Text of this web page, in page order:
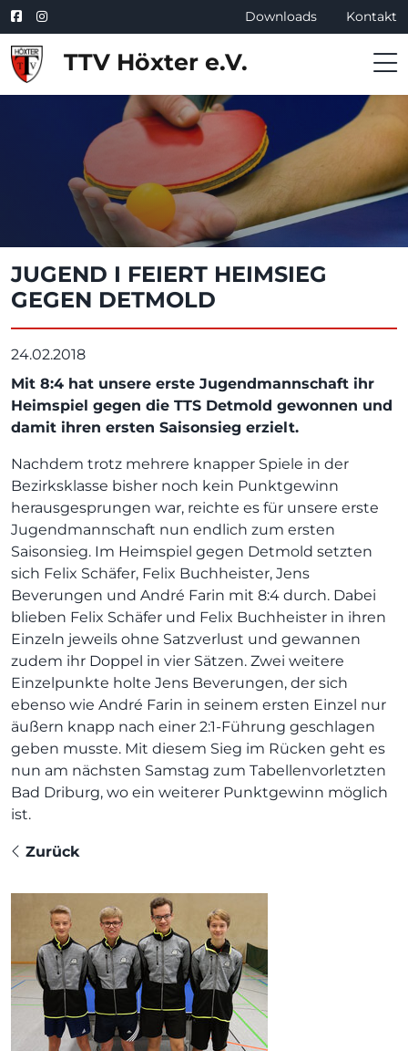
Downloads Kontakt
TTV Höxter e.V.
JUGEND I FEIERT HEIMSIEG
GEGEN DETMOLD
24.02.2018
Mit 8:4 hat unsere erste Jugendmannschaft ihr
Heimspiel gegen die TTS Detmold gewonnen und
damit ihren ersten Saisonsieg erzielt.
Nachdem trotz mehrere knapper Spiele in der
Bezirksklasse bisher noch kein Punktgewinn
herausgesprungen war, reichte es für unsere erste
Jugendmannschaft nun endlich zum ersten
Saisonsieg. Im Heimspiel gegen Detmold setzten
sich Felix Schäfer, Felix Buchheister, Jens
Beverungen und André Farin mit 8:4 durch. Dabei
blieben Felix Schäfer und Felix Buchheister in ihren
Einzeln jeweils ohne Satzverlust und gewannen
zudem ihr Doppel in vier Sätzen. Zwei weitere
Einzelpunkte holte Jens Beverungen, der sich
ebenso wie André Farin in seinem ersten Einzel nur
äußern knapp nach einer 2:1-Führung geschlagen
geben musste. Mit diesem Sieg im Rücken geht es
nun am nächsten Samstag zum Tabellenvorletzten
Bad Driburg, wo ein weiterer Punktgewinn möglich
ist.
Zurück